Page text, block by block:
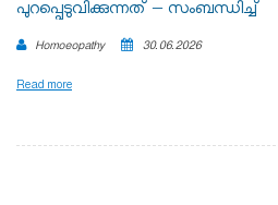
പുറപ്പെടുവിക്കുന്നത് – സംബന്ധിച്ച്
Homoeopathy 30.06.2026
Read more